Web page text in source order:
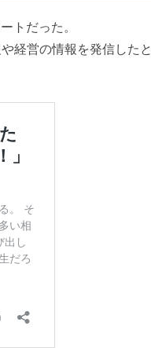
トだった。
経営の情報を発信したと